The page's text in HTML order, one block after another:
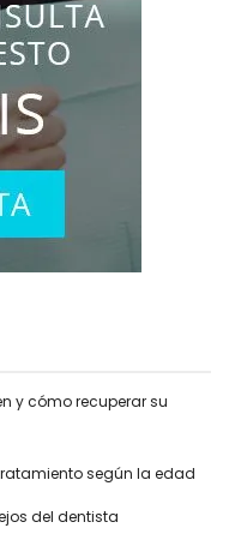
y cómo recuperar su
según la edad
del dentista